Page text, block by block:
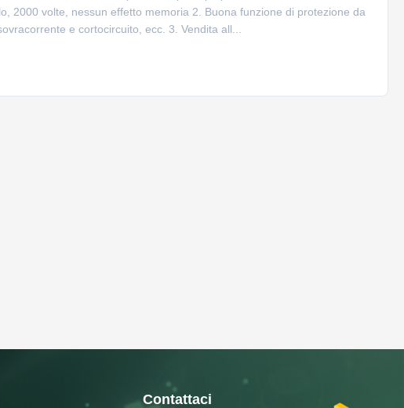
2000 volte, nessun effetto memoria 2. Buona funzione di protezione da
e cortocircuito, ecc. 3. Vendita all...
Contattaci